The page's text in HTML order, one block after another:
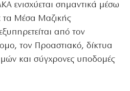
ενισχύεται σημαντικά μέσω
τα Μέσα Μαζικής
από τον
τον Προαστιακό, δίκτυα
και σύγχρονες υποδομές